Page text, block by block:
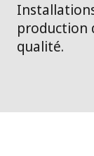
production
qualité.